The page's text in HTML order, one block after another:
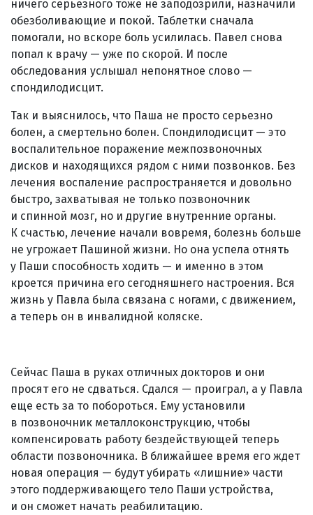
ничего серьезного тоже не заподозрили, назначили
обезболивающие и покой. Таблетки сначала
помогали, но вскоре боль усилилась. Павел снова
попал к врачу — уже по скорой. И после
обследования услышал непонятное слово —
спондилодисцит.
Так и выяснилось, что Паша не просто серьезно
болен, а смертельно болен. Спондилодисцит — это
воспалительное поражение межпозвоночных
дисков и находящихся рядом с ними позвонков. Без
лечения воспаление распространяется и довольно
быстро, захватывая не только позвоночник
и спинной мозг, но и другие внутренние органы.
К счастью, лечение начали вовремя, болезнь больше
не угрожает Пашиной жизни. Но она успела отнять
у Паши способность ходить — и именно в этом
кроется причина его сегодняшнего настроения. Вся
жизнь у Павла была связана с ногами, с движением,
а теперь он в инвалидной коляске.
Сейчас Паша в руках отличных докторов и они
просят его не сдваться. Сдался — проиграл, а у Павла
еще есть за то побороться. Ему установили
в позвоночник металлоконструкцию, чтобы
компенсировать работу бездействующей теперь
области позвоночника. В ближайшее время его ждет
новая операция — будут убирать «лишние» части
этого поддерживающего тело Паши устройства,
и он сможет начать реабилитацию.